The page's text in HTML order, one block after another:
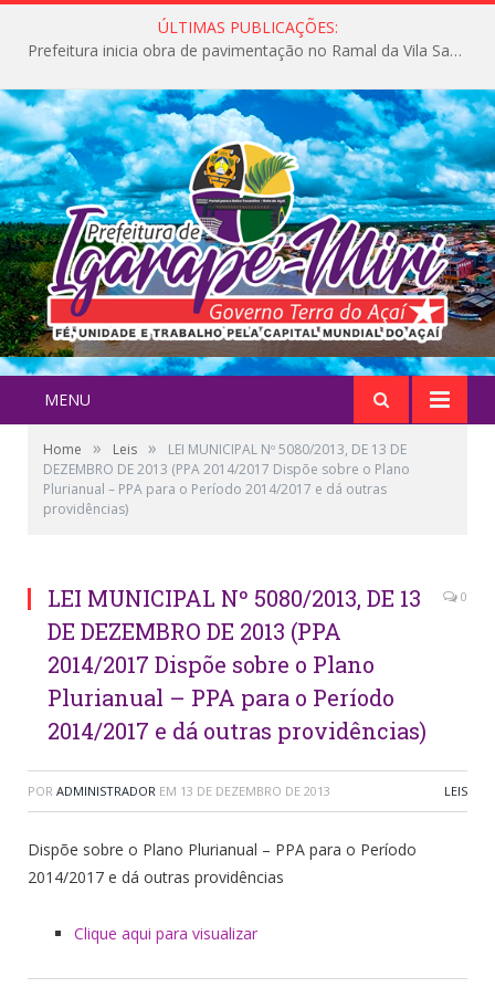
ÚLTIMAS PUBLICAÇÕES:
Prefeitura inicia obra de pavimentação no Ramal da Vila Santa Maria do Icatu
MENU
Home » Leis »
LEI MUNICIPAL Nº 5080/2013, DE 13 DE
DEZEMBRO DE 2013 (PPA 2014/2017 Dispõe sobre o Plano
Plurianual – PPA para o Período 2014/2017 e dá outras
providências)
LEI MUNICIPAL Nº 5080/2013, DE 13
DE DEZEMBRO DE 2013 (PPA
2014/2017 Dispõe sobre o Plano
Plurianual – PPA para o Período
2014/2017 e dá outras providências)
0
POR ADMINISTRADOR EM 13 DE DEZEMBRO DE 2013 LEIS
Dispõe sobre o Plano Plurianual – PPA para o Período
2014/2017 e dá outras providências
Clique aqui para visualizar